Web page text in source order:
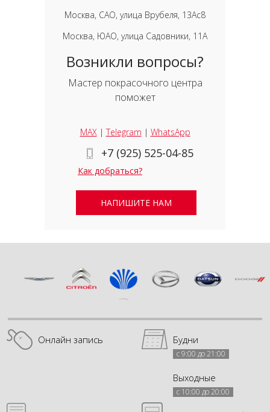
Москва, САО, улица Врубеля, 13Ас8
Москва, ЮАО, улица Садовники, 11А
Возникли вопросы?
Мастер покрасочного центра
поможет
MAX|Telegram | WhatsApp
+7 (925) 525-04-85
Как добраться?
НАПИШИТЕ НАМ
Онлайн запись Будни
с 9:00 до 21:00
Выходные
с 10:00 до 20:00